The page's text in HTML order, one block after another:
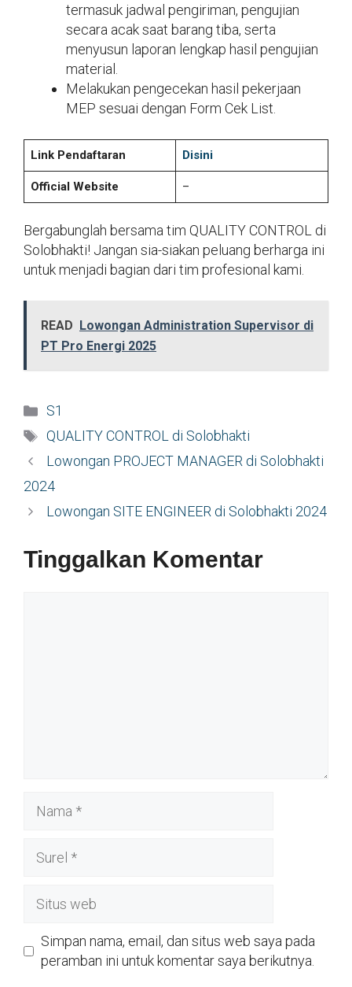
termasuk jadwal pengiriman, pengujian
secara acak saat barang tiba, serta
menyusun laporan lengkap hasil pengujian
material.
Melakukan pengecekan hasil pekerjaan
MEP sesuai dengan Form Cek List.
Link Pendaftaran Disini
Official Website –
Bergabunglah bersama tim QUALITY CONTROL di
Solobhakti! Jangan sia-siakan peluang berharga ini
untuk menjadi bagian dari tim profesional kami.
READ
Lowongan Administration Supervisor di
PT Pro Energi 2025
Kategori
S1
Tag
QUALITY CONTROL di Solobhakti
Lowongan PROJECT MANAGER di Solobhakti
2024
Lowongan SITE ENGINEER di Solobhakti 2024
Tinggalkan Komentar
web
Simpan nama, email, dan situs web saya pada
peramban ini untuk komentar saya berikutnya.